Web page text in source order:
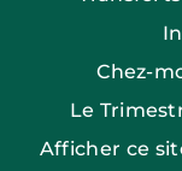
Chez-
Le
Afficher ce